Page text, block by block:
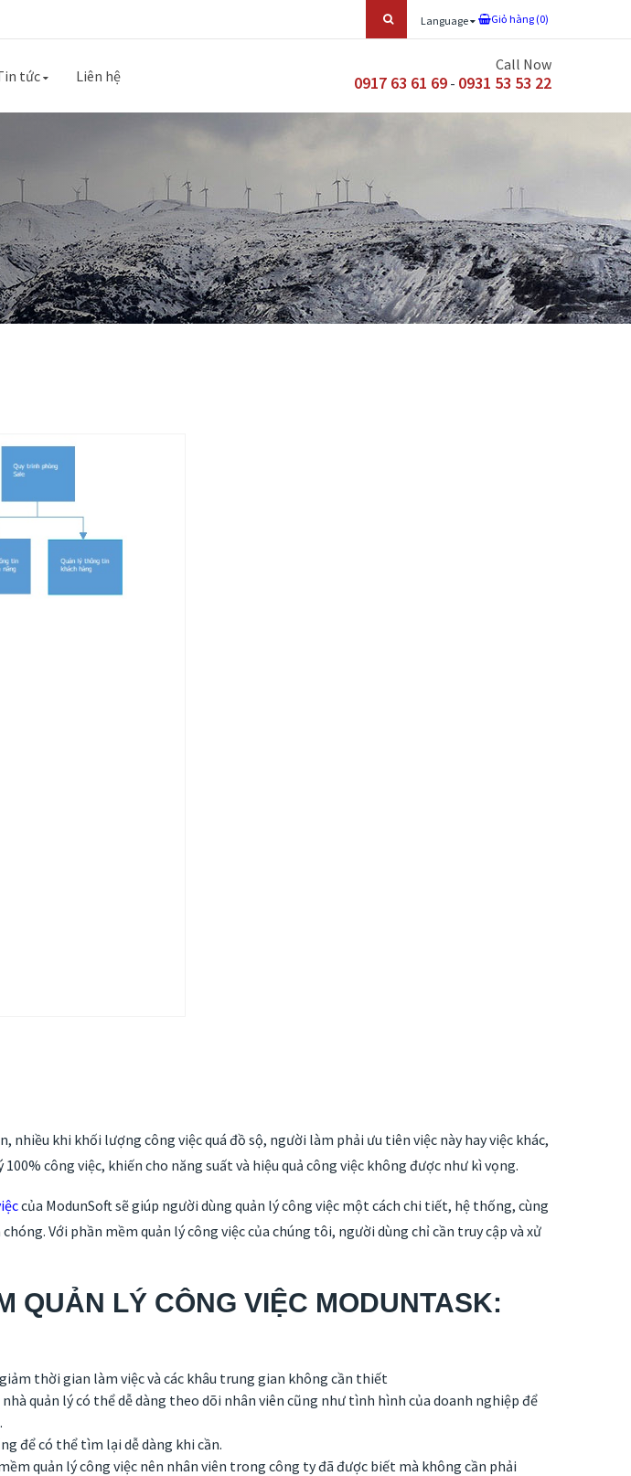
Language Giỏ hàng (0)
tức Liên hệ
Call Now
0917 63 61 69 - 0931 53 53 22
khi khối lượng công việc quá đồ sộ, người làm phải ưu tiên việc này hay việc khác,
công việc, khiến cho năng suất và hiệu quả công việc không được như kì vọng.
của ModunSoft sẽ giúp người dùng quản lý công việc một cách chi tiết, hệ thống, cùng
Với phần mềm quản lý công việc của chúng tôi, người dùng chỉ cần truy cập và xử
QUẢN LÝ CÔNG VIỆC MODUNTASK:
thời gian làm việc và các khâu trung gian không cần thiết
quản lý có thể dễ dàng theo dõi nhân viên cũng như tình hình của doanh nghiệp để
để có thể tìm lại dễ dàng khi cần.
quản lý công việc nên nhân viên trong công ty đã được biết mà không cần phải